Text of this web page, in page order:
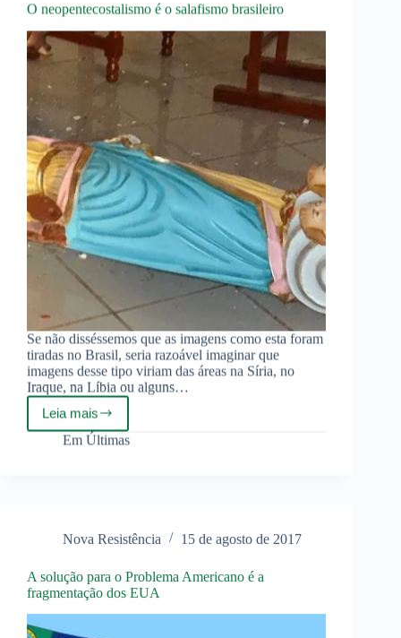
O neopentecostalismo é o salafismo brasileiro
Se não disséssemos que as imagens como esta foram
tiradas no Brasil, seria razoável imaginar que
imagens desse tipo viriam das áreas na Síria, no
Iraque, na Líbia ou alguns…
Leia mais
O
neopentecostalismo
é
Em Últimas
Nova Resistência 15 de agosto de 2017
A solução para o Problema Americano é a
fragmentação dos EUA